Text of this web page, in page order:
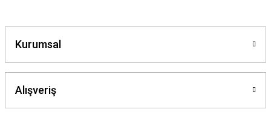
Ürün fiyatı diğer sitelerden daha pahalı.
Bu ürüne benzer farklı alternatifler olmalı.
Kurumsal
Alışveriş